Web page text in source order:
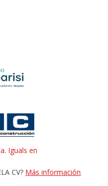
CV? Más información